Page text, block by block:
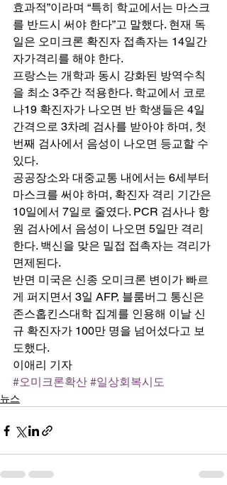
효과적”이라며 “특히 학교에서는 마스크
를 반드시 써야 한다”고 말했다. 현재 독
일은 오미크론 확진자 접촉자는 14일간
자가격리를 해야 한다.
프랑스는 개학과 동시 강화된 방역수칙
을 최소 3주간 적용한다. 학교에서 코로
나19 확진자가 나오면 반 학생들은 4일
간격으로 3차례 검사를 받아야 하며, 첫
번째 검사에서 음성이 나오면 등교할 수
있다.
공공장소와 대중교통 내에서는 6세부터
마스크를 써야 하며, 확진자 격리 기간은
10일에서 7일로 줄였다. PCR 검사나 항
원 검사에서 음성이 나오면 5일만 격리
한다. 백신을 맞은 밀접 접촉자는 격리가
면제된다.
반면 미국은 신종 오미크론 변이가 빠르
게 퍼지면서 3일 AFP, 블룸버그 통신은
존스홉킨스대학 집계를 인용해 이날 신
규 확진자가 100만 명을 넘어섰다고 보
도했다.
이애리 기자
#오미크론확산 #일상회복시도
뉴스